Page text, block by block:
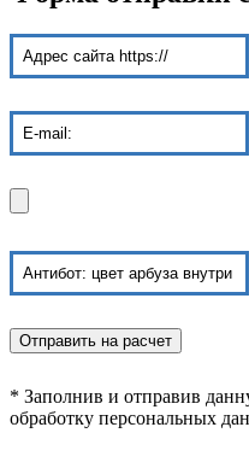
* Заполнив и отправив
обработку персональных